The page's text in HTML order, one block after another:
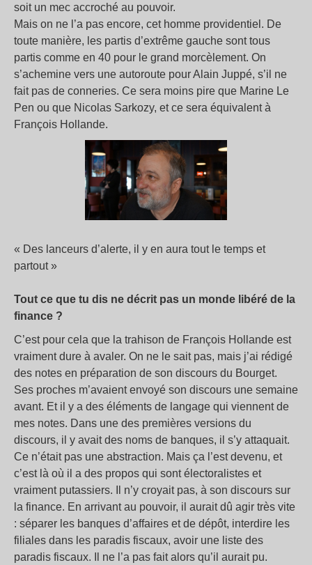
soit un mec accroché au pouvoir.
Mais on ne l’a pas encore, cet homme providentiel. De
toute manière, les partis d’extrême gauche sont tous
partis comme en 40 pour le grand morcèlement. On
s’achemine vers une autoroute pour Alain Juppé, s’il ne
fait pas de conneries. Ce sera moins pire que Marine Le
Pen ou que Nicolas Sarkozy, et ce sera équivalent à
François Hollande.
« Des lanceurs d’alerte, il y en aura tout le temps et
partout »
Tout ce que tu dis ne décrit pas un monde libéré de la
finance ?
C’est pour cela que la trahison de François Hollande est
vraiment dure à avaler. On ne le sait pas, mais j’ai rédigé
des notes en préparation de son discours du Bourget.
Ses proches m’avaient envoyé son discours une semaine
avant. Et il y a des éléments de langage qui viennent de
mes notes. Dans une des premières versions du
discours, il y avait des noms de banques, il s’y attaquait.
Ce n’était pas une abstraction. Mais ça l’est devenu, et
c’est là où il a des propos qui sont électoralistes et
vraiment putassiers. Il n’y croyait pas, à son discours sur
la finance. En arrivant au pouvoir, il aurait dû agir très vite
: séparer les banques d’affaires et de dépôt, interdire les
filiales dans les paradis fiscaux, avoir une liste des
paradis fiscaux. Il ne l’a pas fait alors qu’il aurait pu.